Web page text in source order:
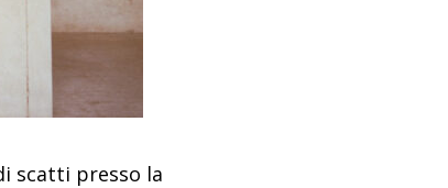
scatti presso la